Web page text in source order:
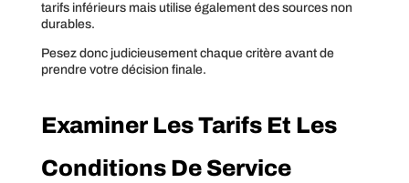
tarifs inférieurs mais utilise également des sources non
durables.
Pesez donc judicieusement chaque critère avant de
prendre votre décision finale.
Examiner Les Tarifs Et Les
Conditions De Service